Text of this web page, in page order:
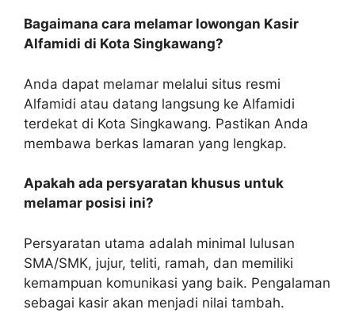
Bagaimana cara melamar lowongan Kasir
Alfamidi di Kota Singkawang?
Anda dapat melamar melalui situs resmi
Alfamidi atau datang langsung ke Alfamidi
terdekat di Kota Singkawang. Pastikan Anda
membawa berkas lamaran yang lengkap.
Apakah ada persyaratan khusus untuk
melamar posisi ini?
Persyaratan utama adalah minimal lulusan
SMA/SMK, jujur, teliti, ramah, dan memiliki
kemampuan komunikasi yang baik. Pengalaman
sebagai kasir akan menjadi nilai tambah.